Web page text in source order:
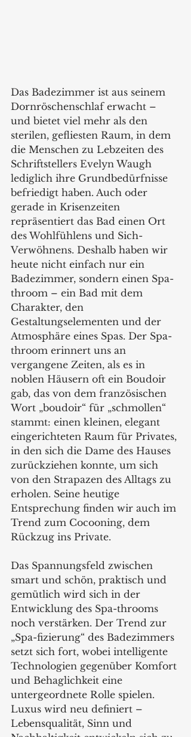
Das Badezimmer ist aus seinem
Dornröschenschlaf erwacht –
und bietet viel mehr als den
sterilen, gefliesten Raum, in dem
die Menschen zu Lebzeiten des
Schriftstellers Evelyn Waugh
lediglich ihre Grundbedürfnisse
befriedigt haben. Auch oder
gerade in Krisenzeiten
repräsentiert das Bad einen Ort
des Wohlfühlens und Sich-
Verwöhnens. Deshalb haben wir
heute nicht einfach nur ein
Badezimmer, sondern einen Spa-
throom – ein Bad mit dem
Charakter, den
Gestaltungselementen und der
Atmosphäre eines Spas. Der Spa-
throom erinnert uns an
vergangene Zeiten, als es in
noblen Häusern oft ein Boudoir
gab, das von dem französischen
Wort „boudoir“ für „schmollen“
stammt: einen kleinen, elegant
eingerichteten Raum für Privates,
in den sich die Dame des Hauses
zurückziehen konnte, um sich
von den Strapazen des Alltags zu
erholen. Seine heutige
Entsprechung finden wir auch im
Trend zum Cocooning, dem
Rückzug ins Private.
Das Spannungsfeld zwischen
smart und schön, praktisch und
gemütlich wird sich in der
Entwicklung des Spa-throoms
noch verstärken. Der Trend zur
„Spa-fizierung“ des Badezimmers
setzt sich fort, wobei intelligente
Technologien gegenüber Komfort
und Behaglichkeit eine
untergeordnete Rolle spielen.
Luxus wird neu definiert –
Lebensqualität, Sinn und